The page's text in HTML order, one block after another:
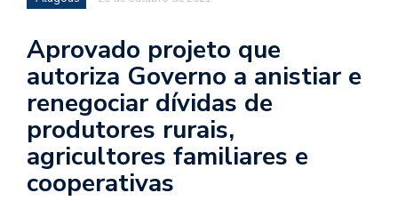
Aprovado projeto que
autoriza Governo a anistiar e
renegociar dívidas de
produtores rurais,
agricultores familiares e
cooperativas